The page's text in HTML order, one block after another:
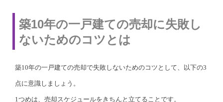
築10年の一戸建ての売却に失敗し
ないためのコツとは
築10年の一戸建ての売却で失敗しないためのコツとして、以下の3
点に意識しましょう。
1つめは、売却スケジュールをきちんと立てることです。